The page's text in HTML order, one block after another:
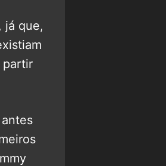
já que,
partir